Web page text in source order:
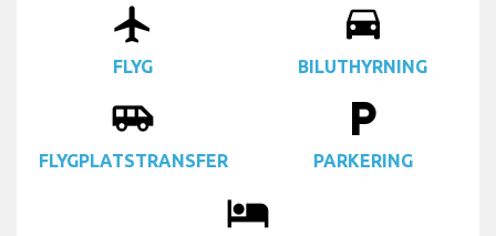
airplanemode_active
FLYG
drive_eta
BILUTHYRNING
airport_shuttle
FLYGPLATSTRANSFER
local_parking
PARKERING
local_hotel